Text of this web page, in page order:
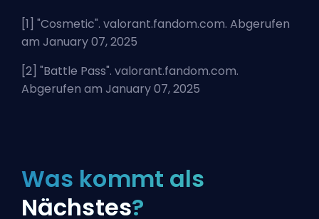
[1] "Cosmetic". valorant.fandom.com. Abgerufen
am January 07, 2025
[2] "Battle Pass". valorant.fandom.com.
Abgerufen am January 07, 2025
Was kommt als
Nächstes?